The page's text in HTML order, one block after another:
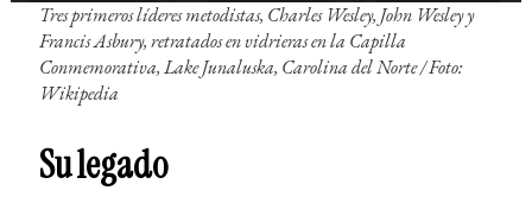
Tres primeros líderes metodistas, Charles Wesley, John Wesley y
Francis Asbury, retratados en vidrieras en la Capilla
Conmemorativa, Lake Junaluska, Carolina del Norte/ Foto:
Wikipedia
Su legado